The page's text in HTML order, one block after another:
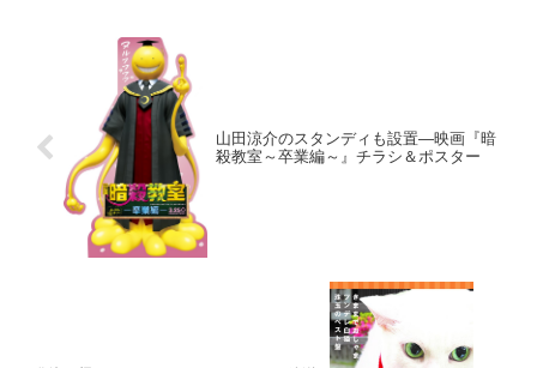
山田涼介のスタンディも設置―映画『暗
殺教室～卒業編～』チラシ＆ポスター